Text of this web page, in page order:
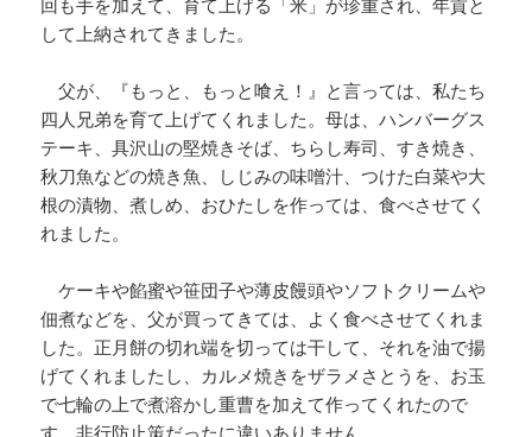
して上納されてきました。
父が、『もっと、もっと喰え！』と言っては、私たち
四人兄弟を育て上げてくれました。母は、ハンバーグス
テーキ、具沢山の堅焼きそば、ちらし寿司、すき焼き、
秋刀魚などの焼き魚、しじみの味噌汁、つけた白菜や大
根の漬物、煮しめ、おひたしを作っては、食べさせてく
れました。
ケーキや餡蜜や笹団子や薄皮饅頭やソフトクリームや
佃煮などを、父が買ってきては、よく食べさせてくれま
した。正月餅の切れ端を切っては干して、それを油で揚
げてくれましたし、カルメ焼きをザラメさとうを、 お玉
で七輪の上で煮溶かし重曹を加えて作ってくれたので
す。非行防止策だったに違いありません。